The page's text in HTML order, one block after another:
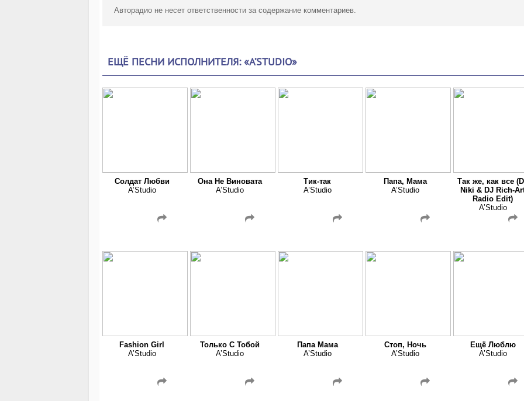
Авторадио не несет ответственности за содержание комментариев.
ЕЩЁ ПЕСНИ ИСПОЛНИТЕЛЯ: «A’STUDIO»
Солдат Любви
A’Studio
Она Не Виновата
A’Studio
Тик-так
A’Studio
Папа, Мама
A’Studio
Так же, как все
Niki & DJ Rich-
Radio Edit)
A’Studio
Fashion Girl
A’Studio
Только С Тобой
A’Studio
Папа Мама
A’Studio
Стоп, Ночь
A’Studio
Ещё Люблю
A’Studio